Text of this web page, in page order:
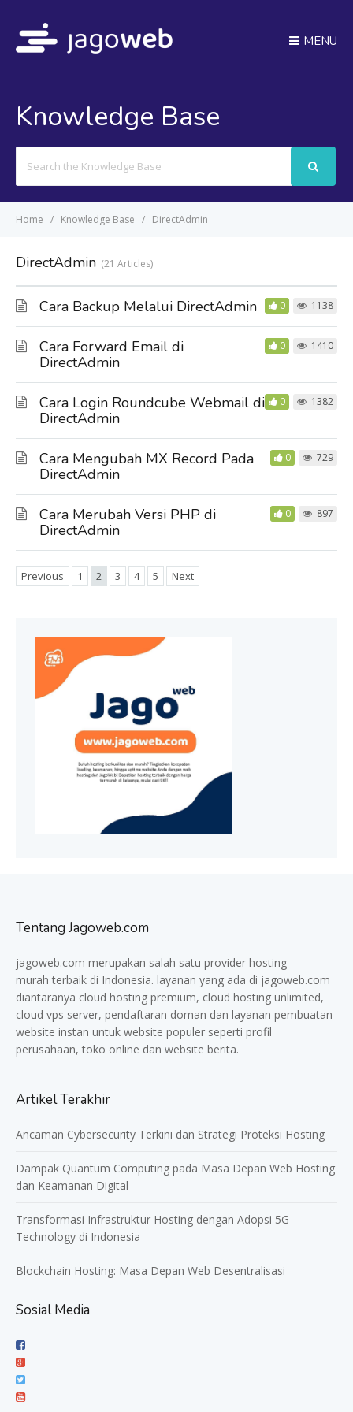
MENU
Knowledge Base
For
Home Knowledge Base DirectAdmin
DirectAdmin 21 Articles
Cara Backup Melalui DirectAdmin 0 1138
Cara Forward Email di
DirectAdmin
0 1410
Cara Login Roundcube Webmail di
DirectAdmin
0 1382
Cara Mengubah MX Record Pada
DirectAdmin
0 729
Cara Merubah Versi PHP di
DirectAdmin
0 897
Previous 1 2 3 4 5 Next
Tentang Jagoweb.com
jagoweb.com merupakan salah satu provider hosting
murah terbaik di Indonesia. layanan yang ada di jagoweb.com
diantaranya cloud hosting premium, cloud hosting unlimited,
cloud vps server, pendaftaran doman dan layanan pembuatan
website instan untuk website populer seperti profil
perusahaan, toko online dan website berita.
Artikel Terakhir
Ancaman Cybersecurity Terkini dan Strategi Proteksi Hosting
Dampak Quantum Computing pada Masa Depan Web Hosting
dan Keamanan Digital
Transformasi Infrastruktur Hosting dengan Adopsi 5G
Technology di Indonesia
Blockchain Hosting: Masa Depan Web Desentralisasi
Sosial Media